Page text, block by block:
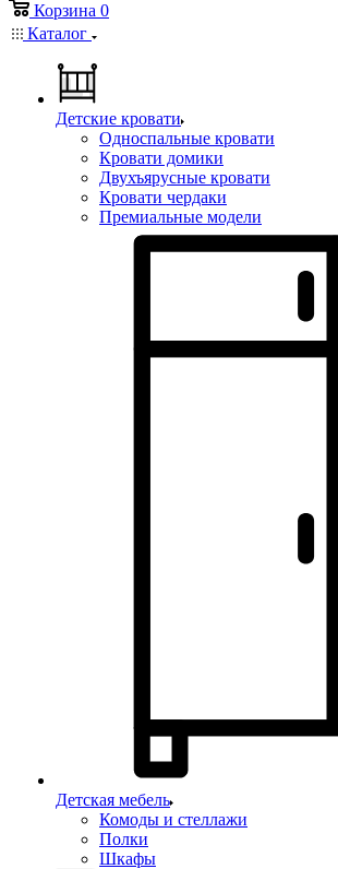
Корзина 0
Каталог
Детские кровати
Односпальные кровати
Кровати домики
Двухъярусные кровати
Кровати чердаки
Премиальные модели
Детская мебель
Комоды и стеллажи
Полки
Шкафы